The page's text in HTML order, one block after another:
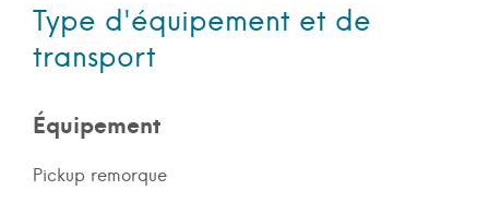
Type d'équipement et de
transport
Équipement
Pickup remorque